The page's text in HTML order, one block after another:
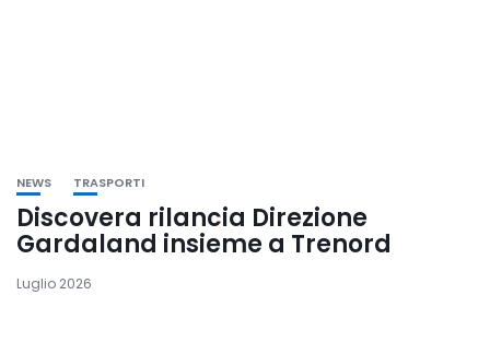
NEWS TRASPORTI
Discovera rilancia Direzione
Gardaland insieme a Trenord
Luglio 2026